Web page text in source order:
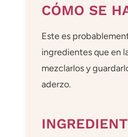
CÓMO SE
Este es
ingredientes que en
mezclarlos y
aderzo.